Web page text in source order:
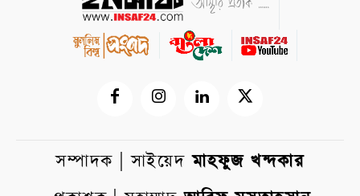
সম্পাদক | সাইয়েদমাহফুজ খন্দকার